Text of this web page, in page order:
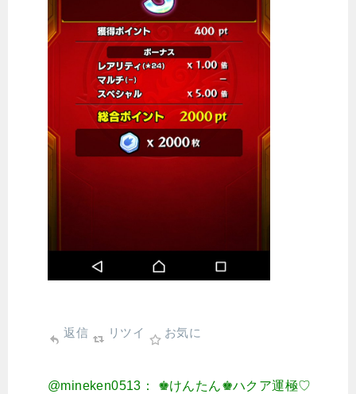
返信 リツイ お気に
@mineken0513： ♚けんたん♚ハクア運極♡